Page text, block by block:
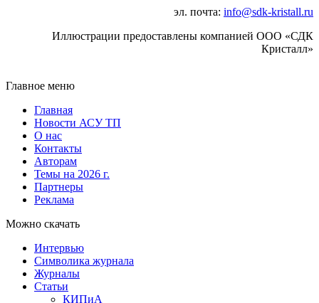
эл. почта: info@sdk-kristall.ru
Иллюстрации предоставлены компанией ООО «СДК
Кристалл»
Главное меню
Главная
Новости АСУ ТП
О нас
Контакты
Авторам
Темы на 2026 г.
Партнеры
Реклама
Можно скачать
Интервью
Символика журнала
Журналы
Статьи
КИПиА